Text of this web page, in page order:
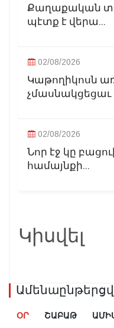
Քաղաքական
պէտք է վերա...
02/08/2026
Կաթողիկոսն
չմասնակցեցաւ
02/08/2026
Նոր էջ կը
համայնքի...
Կիսվել
ՕՐ ՇԱԲԱԹ